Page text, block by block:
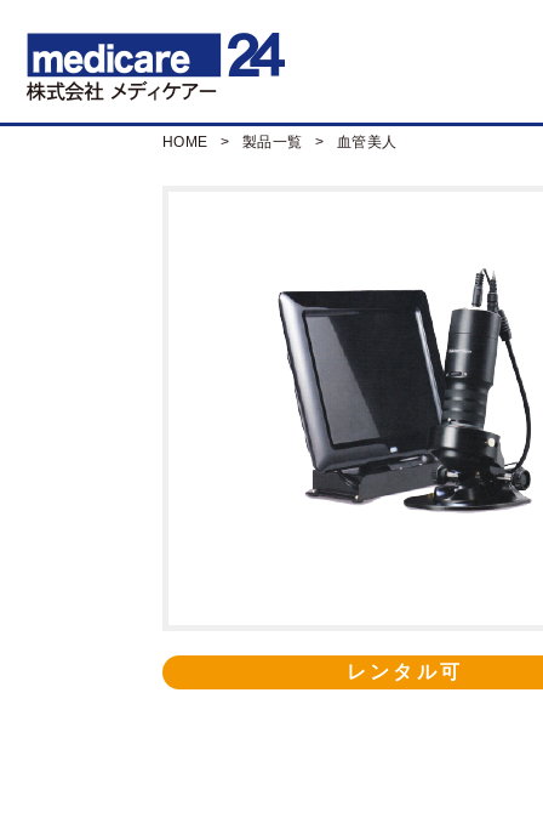
HOME 製品一覧 血管美人
レンタル可